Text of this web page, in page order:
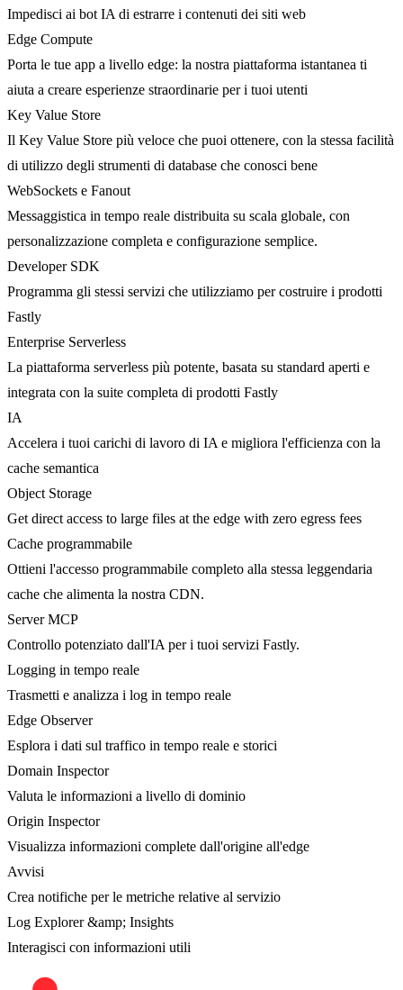
Impedisci ai bot IA di estrarre i contenuti dei siti web
Edge Compute
Porta le tue app a livello edge: la nostra piattaforma istantanea ti
aiuta a creare esperienze straordinarie per i tuoi utenti
Key Value Store
Il Key Value Store più veloce che puoi ottenere, con la stessa facilità
di utilizzo degli strumenti di database che conosci bene
WebSockets e Fanout
Messaggistica in tempo reale distribuita su scala globale, con
personalizzazione completa e configurazione semplice.
Developer SDK
Programma gli stessi servizi che utilizziamo per costruire i prodotti
Fastly
Enterprise Serverless
La piattaforma serverless più potente, basata su standard aperti e
integrata con la suite completa di prodotti Fastly
IA
Accelera i tuoi carichi di lavoro di IA e migliora l'efficienza con la
cache semantica
Object Storage
Get direct access to large files at the edge with zero egress fees
Cache programmabile
Ottieni l'accesso programmabile completo alla stessa leggendaria
cache che alimenta la nostra CDN.
Server MCP
Controllo potenziato dall'IA per i tuoi servizi Fastly.
Logging in tempo reale
Trasmetti e analizza i log in tempo reale
Edge Observer
Esplora i dati sul traffico in tempo reale e storici
Domain Inspector
Valuta le informazioni a livello di dominio
Origin Inspector
Visualizza informazioni complete dall'origine all'edge
Avvisi
Crea notifiche per le metriche relative al servizio
Log Explorer &amp; Insights
Interagisci con informazioni utili